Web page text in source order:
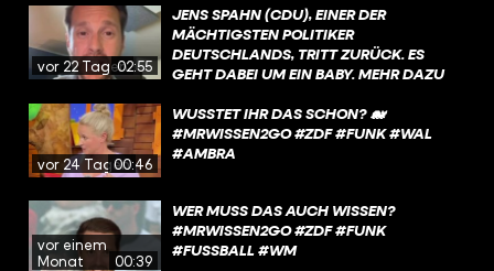
vor 22 Tagen02:55
JENS SPAHN (CDU), EINER DER
MÄCHTIGSTEN POLITIKER
DEUTSCHLANDS, TRITT ZURÜCK. ES
GEHT DABEI UM EIN BABY. MEHR DAZU
vor 24 Tagen00:46
WUSSTET IHR DAS SCHON? 🐋
#MRWISSEN2GO #ZDF #FUNK #WAL
#AMBRA
vor einem
Monat
00:39
WER MUSS DAS AUCH WISSEN?
#MRWISSEN2GO #ZDF #FUNK
#FUSSBALL #WM